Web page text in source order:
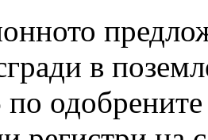
в
одобрените